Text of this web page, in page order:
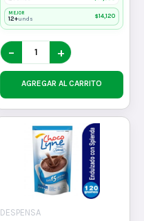
MEJOR
12+unds $14,120
− +
AGREGAR AL CARRITO
DESPENSA